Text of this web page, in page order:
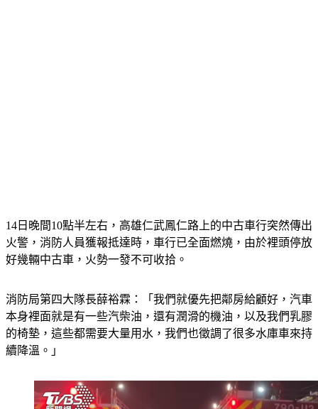
14日晚間10點半左右，高雄仁武鳳仁路上的中古車行突然傳出
火警，消防人員獲報抵達時，車行已全面燃燒，由於裡頭停放
消防局第四大隊長薛裕霖：「我們就優先把鄰房給顧好，汽車
本身裡面就是有一些汽柴油，還有潤滑的機油，以及我們乳膠
的椅墊，這些都需要大量用水，我們也徵調了很多水庫車來持